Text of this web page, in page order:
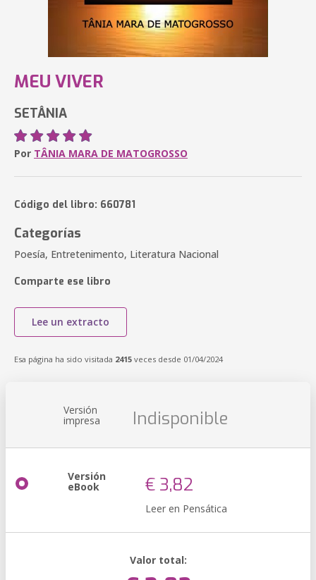
MEU VIVER
SETÂNIA
Por TÂNIA MARA DE MATOGROSSO
Código del libro: 660781
Categorías
Poesía, Entretenimento, Literatura Nacional
Comparte ese libro
Lee un extracto
Esa página ha sido visitada 2415 veces desde 01/04/2024
Versión
impresa Indisponible
Versión
eBook € 3,82
Leer en Pensática
Valor total: